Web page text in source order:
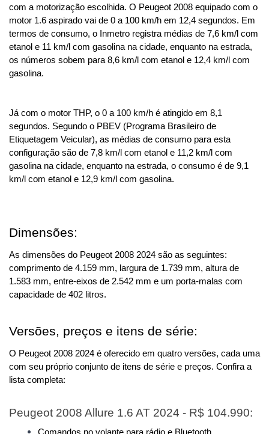
com a motorização escolhida. O Peugeot 2008 equipado com o
motor 1.6 aspirado vai de 0 a 100 km/h em 12,4 segundos. Em
termos de consumo, o Inmetro registra médias de 7,6 km/l com
etanol e 11 km/l com gasolina na cidade, enquanto na estrada,
os números sobem para 8,6 km/l com etanol e 12,4 km/l com
gasolina.
Já com o motor THP, o 0 a 100 km/h é atingido em 8,1
segundos. Segundo o PBEV (Programa Brasileiro de
Etiquetagem Veicular), as médias de consumo para esta
configuração são de 7,8 km/l com etanol e 11,2 km/l com
gasolina na cidade, enquanto na estrada, o consumo é de 9,1
km/l com etanol e 12,9 km/l com gasolina.
Dimensões:
As dimensões do Peugeot 2008 2024 são as seguintes:
comprimento de 4.159 mm, largura de 1.739 mm, altura de
1.583 mm, entre-eixos de 2.542 mm e um porta-malas com
capacidade de 402 litros.
Versões, preços e itens de série:
O Peugeot 2008 2024 é oferecido em quatro versões, cada uma
com seu próprio conjunto de itens de série e preços. Confira a
lista completa:
Peugeot 2008 Allure 1.6 AT 2024 - R$ 104.990:
Comandos no volante para rádio e Bluetooth